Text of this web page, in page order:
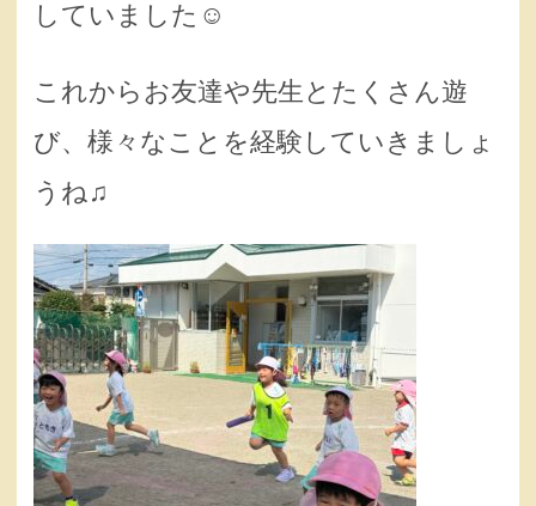
していました☺️
これからお友達や先生とたくさん遊
び、様々なことを経験していきましょ
うね♫